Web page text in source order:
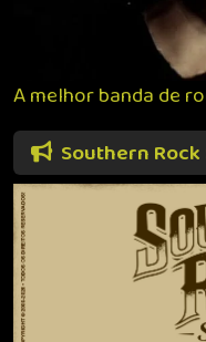
A melhor banda de
Southern